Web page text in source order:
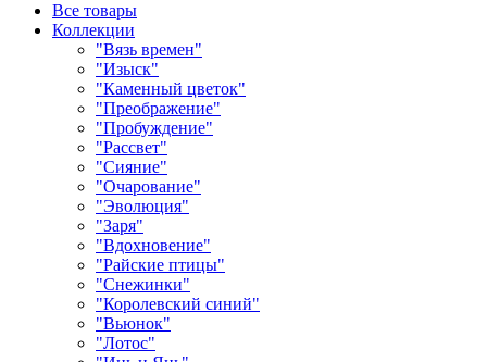
Все товары
Коллекции
"Вязь времен"
"Изыск"
"Каменный цветок"
"Преображение"
"Пробуждение"
"Рассвет"
"Сияние"
"Очарование"
"Эволюция"
"Заря"
"Вдохновение"
"Райские птицы"
"Снежинки"
"Королевский синий"
"Вьюнок"
"Лотос"